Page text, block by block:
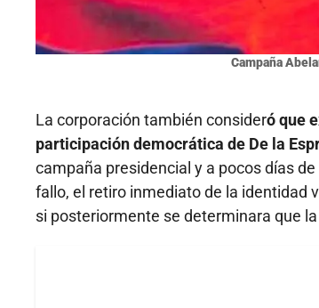
Campaña
La corporación también consideró que
participación democrática de De la
campaña presidencial y a pocos días
fallo, el retiro inmediato de la identidad
si posteriormente se determinara que